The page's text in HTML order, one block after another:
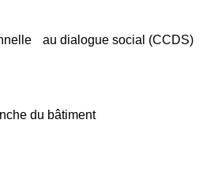
au dialogue social (CCDS)
du bâtiment